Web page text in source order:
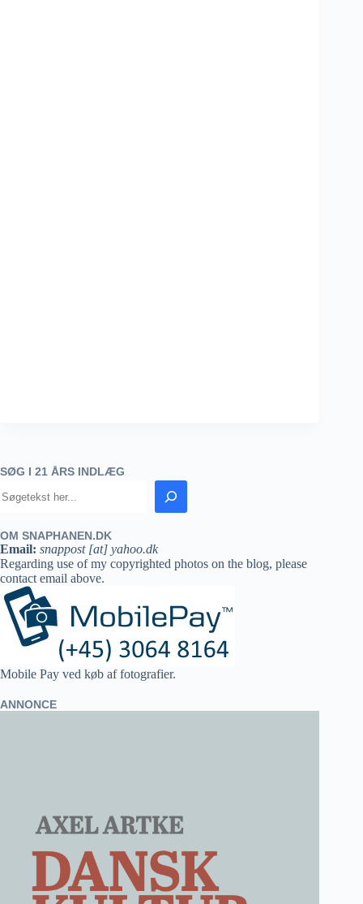
SØG I 21 ÅRS INDLÆG
OM SNAPHANEN.DK
Email: snappost [at] yahoo.dk
Regarding use of my copyrighted photos on the blog, please
contact email above.
Mobile Pay ved køb af fotografier.
ANNONCE